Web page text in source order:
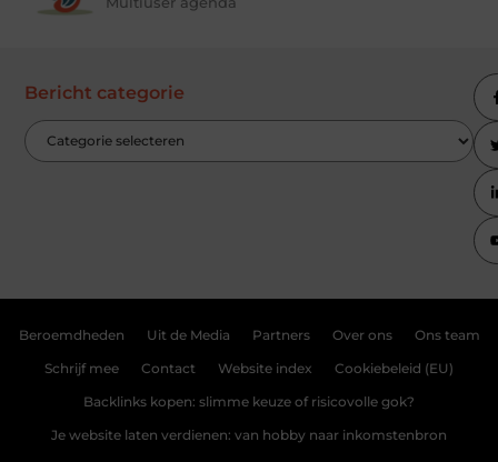
Bericht categorie
Beroemdheden Uit de Media Partners Over ons Ons team
Schrijf mee Contact Website index Cookiebeleid (EU)
Backlinks kopen: slimme keuze of risicovolle gok?
Je website laten verdienen: van hobby naar inkomstenbron